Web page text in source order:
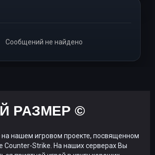
Сообщений не найдено
РАЗМЕР ©
нашем игровом проекте, посвященном
Counter-Strike. На наших серверах Вы